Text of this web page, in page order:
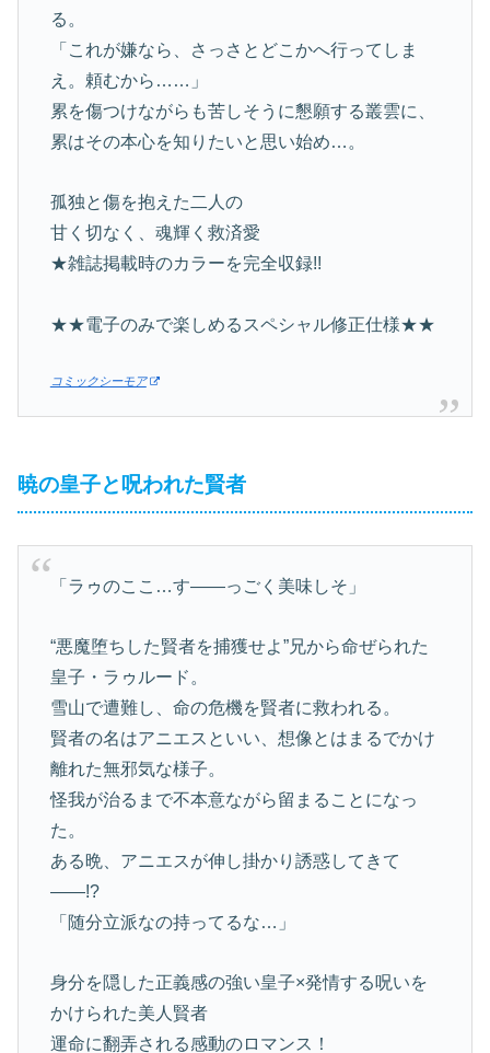
る。
「これが嫌なら、さっさとどこかへ行ってしま
え。頼むから……」
累を傷つけながらも苦しそうに懇願する叢雲に、
累はその本心を知りたいと思い始め…。
孤独と傷を抱えた二人の
甘く切なく、魂輝く救済愛
★雑誌掲載時のカラーを完全収録!!
★★電子のみで楽しめるスペシャル修正仕様★★
コミックシーモア
暁の皇子と呪われた賢者
「ラゥのここ…す――っごく美味しそ」
“悪魔堕ちした賢者を捕獲せよ”兄から命ぜられた
皇子・ラゥルード。
雪山で遭難し、命の危機を賢者に救われる。
賢者の名はアニエスといい、想像とはまるでかけ
離れた無邪気な様子。
怪我が治るまで不本意ながら留まることになっ
た。
ある晩、アニエスが伸し掛かり誘惑してきて
――!?
「随分立派なの持ってるな…」
身分を隠した正義感の強い皇子×発情する呪いを
かけられた美人賢者
運命に翻弄される感動のロマンス！